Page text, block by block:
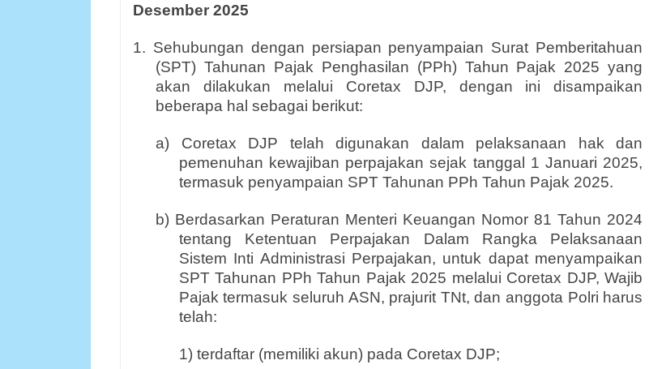
Desember 2025
1. Sehubungan dengan persiapan penyampaian Surat Pemberitahuan
(SPT) Tahunan Pajak Penghasilan (PPh) Tahun Pajak 2025 yang
akan dilakukan melalui Coretax DJP, dengan ini disampaikan
beberapa hal sebagai berikut:
a) Coretax DJP telah digunakan dalam pelaksanaan hak dan
pemenuhan kewajiban perpajakan sejak tanggal 1 Januari 2025,
termasuk penyampaian SPT Tahunan PPh Tahun Pajak 2025.
b) Berdasarkan Peraturan Menteri Keuangan Nomor 81 Tahun 2024
tentang Ketentuan Perpajakan Dalam Rangka Pelaksanaan
Sistem Inti Administrasi Perpajakan, untuk dapat menyampaikan
SPT Tahunan PPh Tahun Pajak 2025 melalui Coretax DJP, Wajib
Pajak termasuk seluruh ASN, prajurit TNt, dan anggota Polri harus
telah:
1) terdaftar (memiliki akun) pada Coretax DJP;